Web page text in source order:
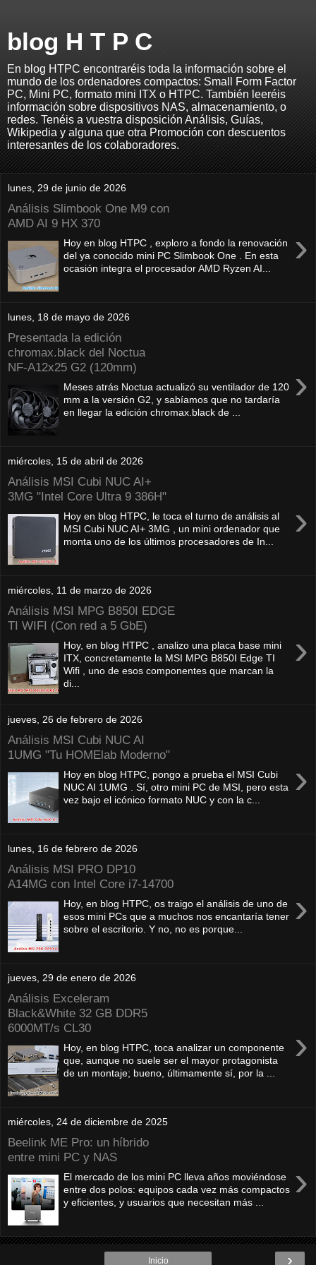
blog H T P C
En blog HTPC encontraréis toda la información sobre el
mundo de los ordenadores compactos: Small Form Factor
PC, Mini PC, formato mini ITX o HTPC. También leeréis
información sobre dispositivos NAS, almacenamiento, o
redes. Tenéis a vuestra disposición Análisis, Guías,
Wikipedia y alguna que otra Promoción con descuentos
interesantes de los colaboradores.
lunes, 29 de junio de 2026
Análisis Slimbook One M9 con
AMD AI 9 HX 370
›
Hoy en blog HTPC , exploro a fondo la renovación
del ya conocido mini PC Slimbook One . En esta
ocasión integra el procesador AMD Ryzen AI...
lunes, 18 de mayo de 2026
Presentada la edición
chromax.black del Noctua
NF‑A12x25 G2 (120mm)
›
Meses atrás Noctua actualizó su ventilador de 120
mm a la versión G2, y sabíamos que no tardaría
en llegar la edición chromax.black de ...
miércoles, 15 de abril de 2026
Análisis MSI Cubi NUC AI+
3MG "Intel Core Ultra 9 386H"
›
Hoy en blog HTPC, le toca el turno de análisis al
MSI Cubi NUC AI+ 3MG , un mini ordenador que
monta uno de los últimos procesadores de In...
miércoles, 11 de marzo de 2026
Análisis MSI MPG B850I EDGE
TI WIFI (Con red a 5 GbE)
›
Hoy, en blog HTPC , analizo una placa base mini
ITX, concretamente la MSI MPG B850I Edge TI
Wifi , uno de esos componentes que marcan la
di...
jueves, 26 de febrero de 2026
Análisis MSI Cubi NUC AI
1UMG "Tu HOMElab Moderno"
›
Hoy en blog HTPC, pongo a prueba el MSI Cubi
NUC AI 1UMG . Sí, otro mini PC de MSI, pero esta
vez bajo el icónico formato NUC y con la c...
lunes, 16 de febrero de 2026
Análisis MSI PRO DP10
A14MG con Intel Core i7-14700
›
Hoy, en blog HTPC, os traigo el análisis de uno de
esos mini PCs que a muchos nos encantaría tener
sobre el escritorio. Y no, no es porque...
jueves, 29 de enero de 2026
Análisis Exceleram
Black&White 32 GB DDR5
6000MT/s CL30
›
Hoy, en blog HTPC, toca analizar un componente
que, aunque no suele ser el mayor protagonista
de un montaje; bueno, últimamente sí, por la ...
miércoles, 24 de diciembre de 2025
Beelink ME Pro: un híbrido
entre mini PC y NAS
›
El mercado de los mini PC lleva años moviéndose
entre dos polos: equipos cada vez más compactos
y eficientes, y usuarios que necesitan más ...
›
Inicio